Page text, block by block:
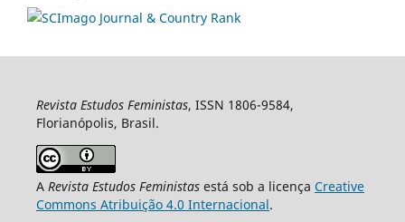
Revista Estudos Feministas, ISSN 1806-9584,
Florianópolis, Brasil.
A Revista Estudos Feministasestá sob a licença Creative
Commons Atribuição 4.0 Internacional.